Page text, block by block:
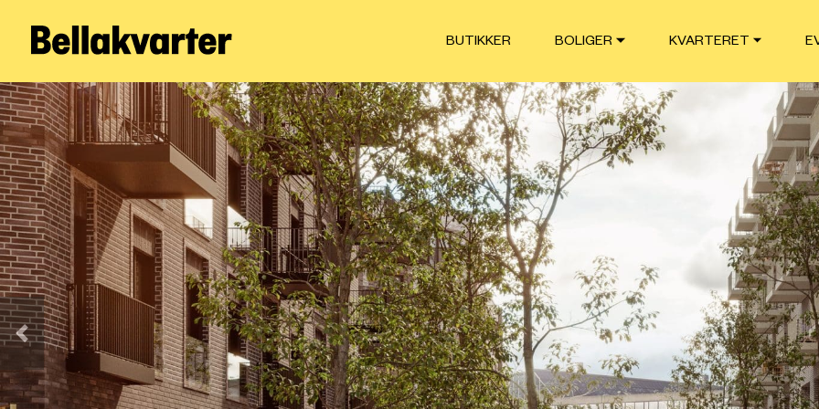
BUTIKKER BOLIGER KVARTERET
Forrige